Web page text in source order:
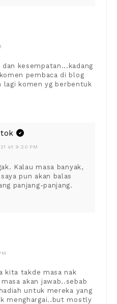
kesempatan...kadang
pembaca di blog
lagi komen yg berbentuk
at 9:20 PM
Kalau masa banyak,
pun akan balas
panjang-panjang.
kita takde masa nak
akan jawab..sebab
untuk mereka yang
menghargai..but mostly